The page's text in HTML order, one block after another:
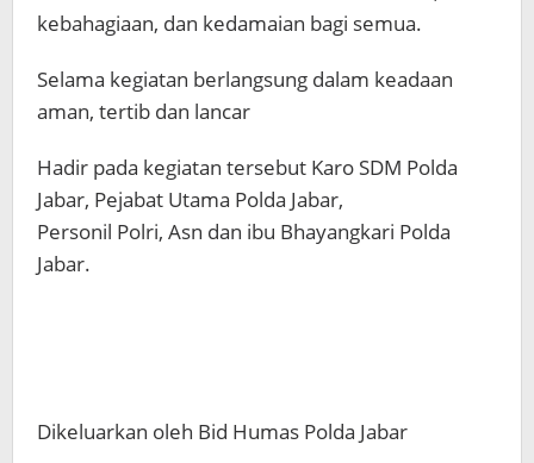
kebahagiaan, dan kedamaian bagi semua.
Selama kegiatan berlangsung dalam keadaan
aman, tertib dan lancar
Hadir pada kegiatan tersebut Karo SDM Polda
Jabar, Pejabat Utama Polda Jabar,
Personil Polri, Asn dan ibu Bhayangkari Polda
Jabar.
Dikeluarkan oleh Bid Humas Polda Jabar